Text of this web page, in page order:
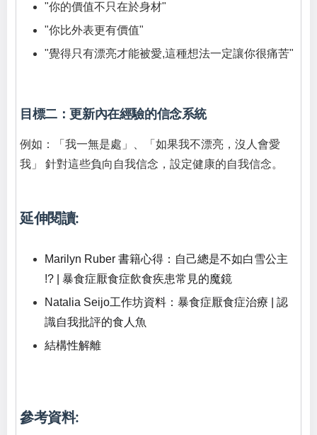
"你的價值不只在於身材"
"你比外表更有價值"
"覺得只有漂亮才能被愛,這種想法一定讓你很痛苦"
目標二：更新內在經驗的信念系統
例如：「我一無是處」、「如果我不漂亮，沒人會愛
我」 針對這些負向自我信念，設定健康的自我信念。
延伸閱讀:
Marilyn Ruber 書籍心得：自己總是不如白雪公主
!? | 暴食症厭食症飲食疾患常見的魔鏡
Natalia Seijo工作坊資料：暴食症厭食症治療 | 認
識自我批評的食人魚
結構性解離
參考資料: